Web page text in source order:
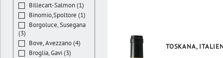
TOSKANA,
Billecart-Salmon (1)
Binomio,Spoltore (1)
Borgoluce, Susegana
(3)
Bove, Avezzano (4)
Broglia, Gavi (3)